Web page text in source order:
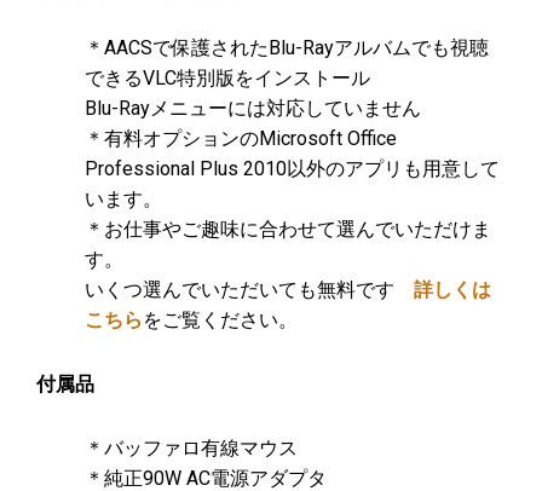
＊AACSで保護されたBlu-Rayアルバムでも視聴
できるVLC特別版をインストール
Blu-Rayメニューには対応していません
＊有料オプションのMicrosoft Office
Professional Plus 2010以外のアプリも用意して
います。
＊お仕事やご趣味に合わせて選んでいただけま
す。
いくつ選んでいただいても無料です 詳しくは
こちら をご覧ください。
付属品
＊バッファロ有線マウス
＊純正90W AC電源アダプタ